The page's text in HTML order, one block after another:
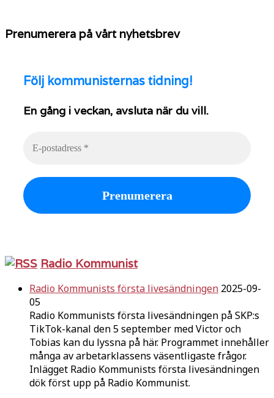
Prenumerera på vårt nyhetsbrev
Följ kommunisternas tidning!
En gång i veckan, avsluta när du vill.
Radio Kommunist
Radio Kommunists första livesändningen 2025-09-
05
Radio Kommunists första livesändningen på SKP:s
TikTok-kanal den 5 september med Victor och
Tobias kan du lyssna på här. Programmet innehåller
många av arbetarklassens väsentligaste frågor.
Inlägget Radio Kommunists första livesändningen
dök först upp på Radio Kommunist.